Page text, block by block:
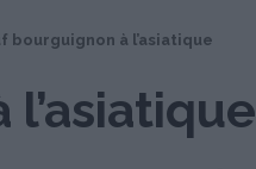
bourguignon à l’asiatique